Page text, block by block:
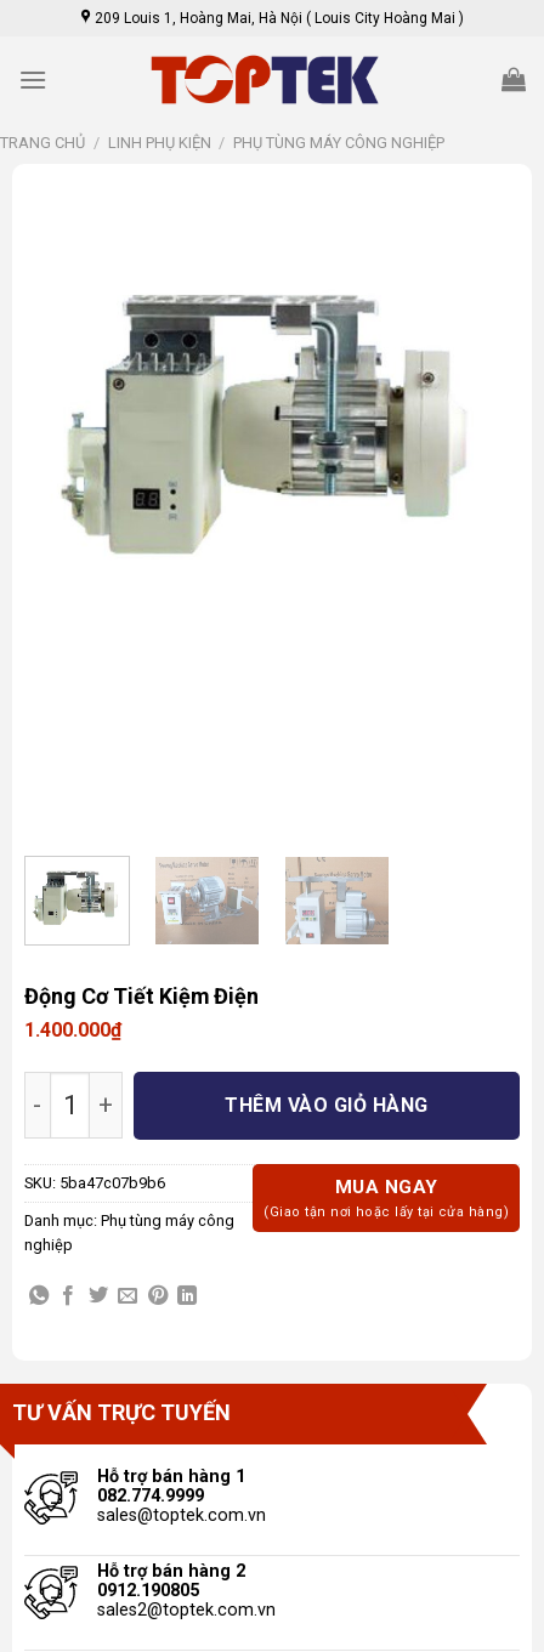
content
209 Louis 1, Hoàng Mai, Hà Nội ( Louis City Hoàng Mai )
TRANG CHỦ / LINH PHỤ KIỆN / PHỤ TÙNG MÁY CÔNG NGHIỆP
Động Cơ Tiết Kiệm Điện
1.400.000₫
Động Cơ Tiết Kiệm Điện số lượng
THÊM VÀO GIỎ HÀNG
MUA NGAY
(Giao tận nơi hoặc lấy tại cửa hàng)
SKU: 5ba47c07b9b6
Danh mục: Phụ tùng máy công
nghiệp
TƯ VẤN TRỰC TUYẾN
Hỗ trợ bán hàng 1
082.774.9999
sales@toptek.com.vn
Hỗ trợ bán hàng 2
0912.190805
sales2@toptek.com.vn